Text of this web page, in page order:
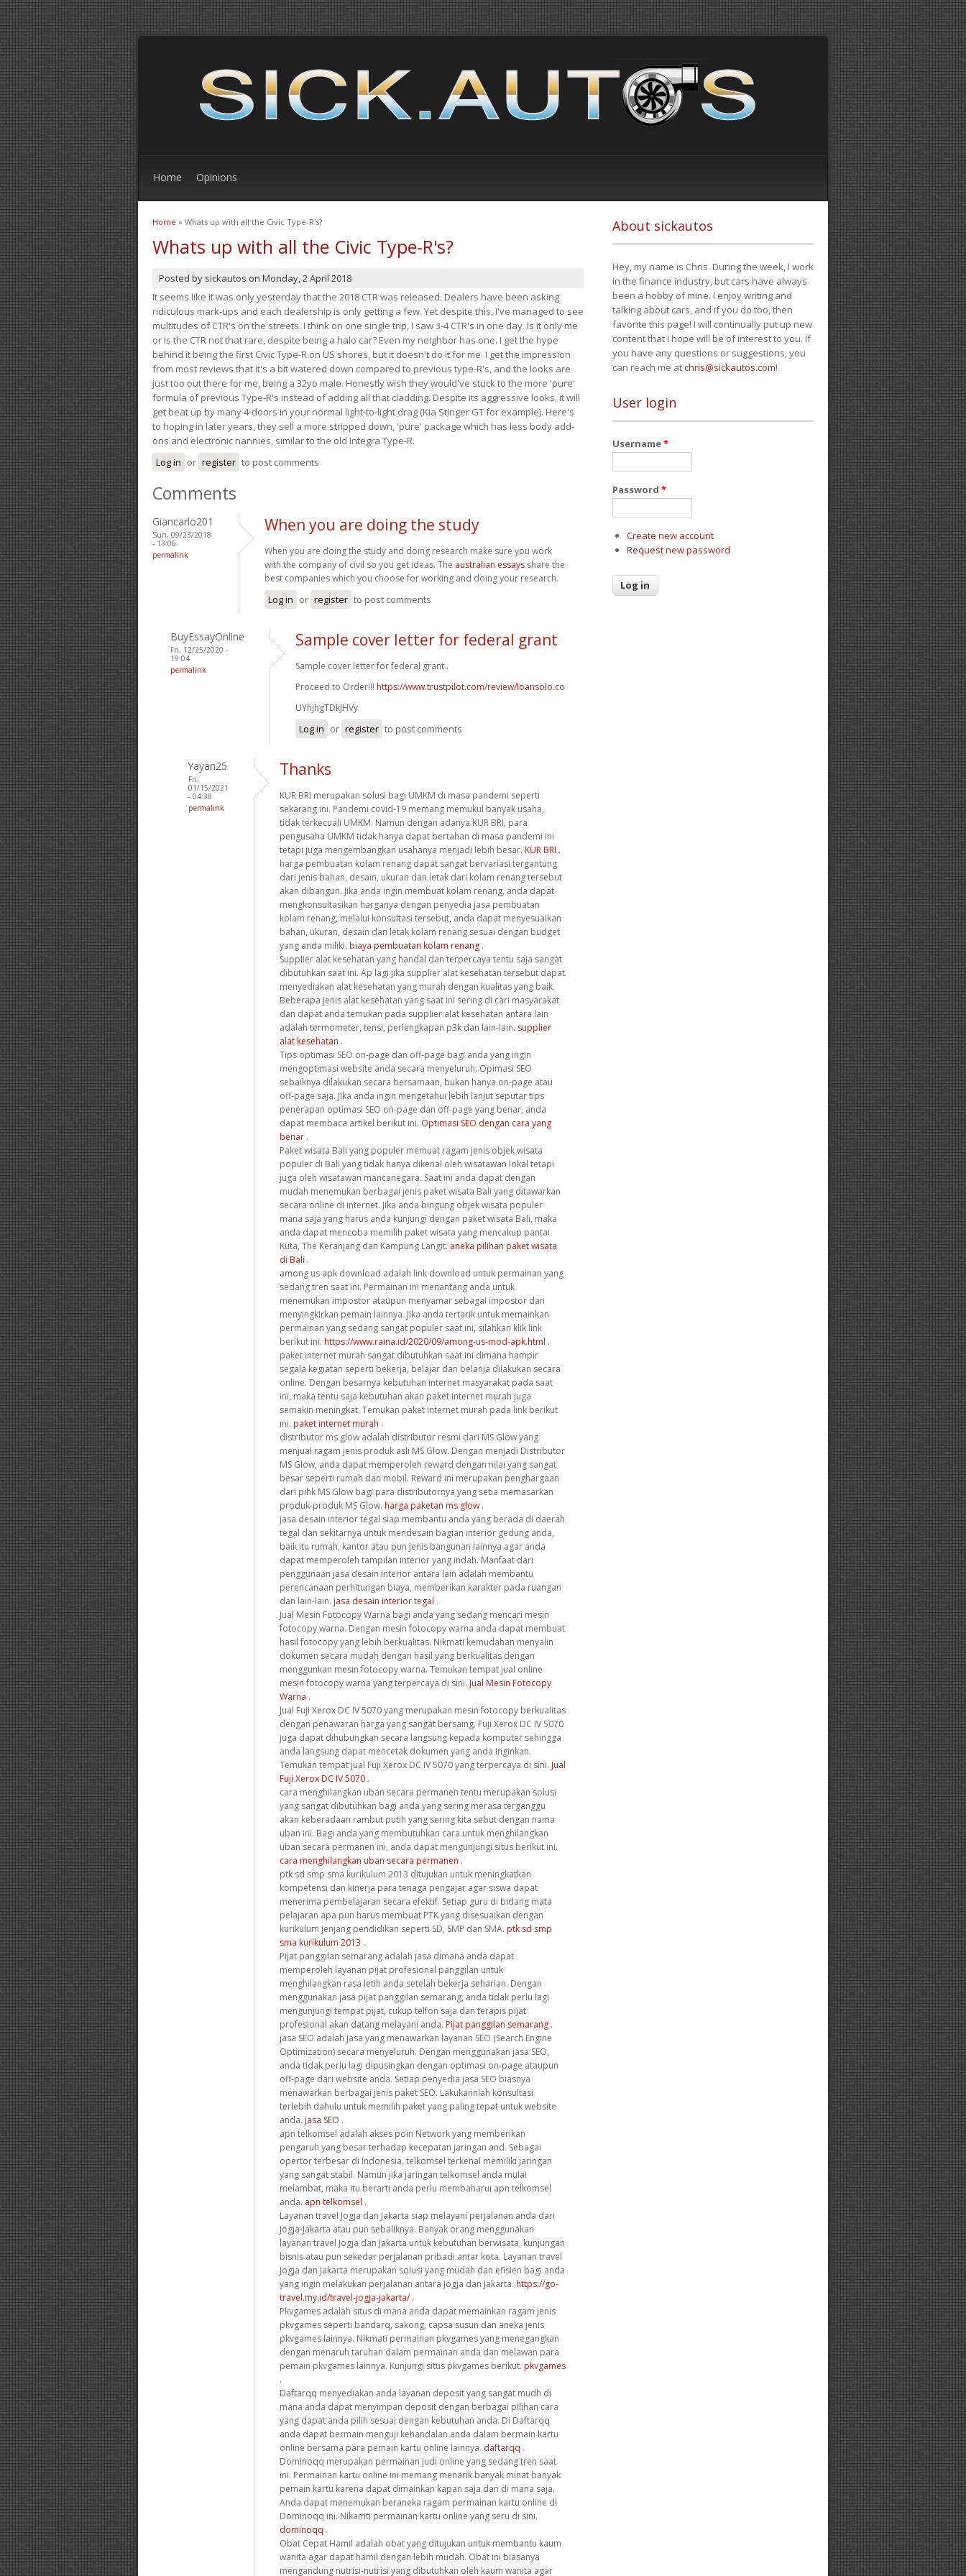
Home Opinions
You are here
Home » Whats up with all the Civic Type-R's?
Whats up with all the Civic Type-R's?
Posted by sickautos on Monday, 2 April 2018
It seems like it was only yesterday that the 2018 CTR was released. Dealers have been asking
ridiculous mark-ups and each dealership is only getting a few. Yet despite this, I've managed to see
multitudes of CTR's on the streets. I think on one single trip, I saw 3-4 CTR's in one day. Is it only me
or is the CTR not that rare, despite being a halo car? Even my neighbor has one. I get the hype
behind it being the first Civic Type-R on US shores, but it doesn't do it for me. I get the impression
from most reviews that it's a bit watered down compared to previous type-R's, and the looks are
just too out there for me, being a 32yo male. Honestly wish they would've stuck to the more 'pure'
formula of previous Type-R's instead of adding all that cladding. Despite its aggressive looks, it will
get beat up by many 4-doors in your normal light-to-light drag (Kia Stinger GT for example). Here's
to hoping in later years, they sell a more stripped down, 'pure' package which has less body add-
ons and electronic nannies, similar to the old Integra Type-R.
Log in or register to post comments
Comments
Giancarlo201
Sun, 09/23/2018
- 13:06
permalink
When you are doing the study
When you are doing the study and doing research make sure you work
with the company of civil so you get ideas. The australian essays share the
best companies which you choose for working and doing your research.
Log in or register to post comments
BuyEssayOnline
Fri, 12/25/2020 -
19:04
permalink
Sample cover letter for federal grant
Sample cover letter for federal grant .
Proceed to Order!!! https://www.trustpilot.com/review/loansolo.co
UYhjhgTDkJHVy
Log in or register to post comments
Yayan25
Fri,
01/15/2021
- 04:38
permalink
Thanks
KUR BRI merupakan solusi bagi UMKM di masa pandemi seperti
sekarang ini. Pandemi covid-19 memang memukul banyak usaha,
tidak terkecuali UMKM. Namun dengan adanya KUR BRI, para
pengusaha UMKM tidak hanya dapat bertahan di masa pandemi ini
tetapi juga mengembangkan usahanya menjadi lebih besar. KUR BRI .
harga pembuatan kolam renang dapat sangat bervariasi tergantung
dari jenis bahan, desain, ukuran dan letak dari kolam renang tersebut
akan dibangun. Jika anda ingin membuat kolam renang, anda dapat
mengkonsultasikan harganya dengan penyedia jasa pembuatan
kolam renang, melalui konsultasi tersebut, anda dapat menyesuaikan
bahan, ukuran, desain dan letak kolam renang sesuai dengan budget
yang anda miliki. biaya pembuatan kolam renang .
Supplier alat kesehatan yang handal dan terpercaya tentu saja sangat
dibutuhkan saat ini. Ap lagi jika supplier alat kesehatan tersebut dapat
menyediakan alat kesehatan yang murah dengan kualitas yang baik.
Beberapa jenis alat kesehatan yang saat ini sering di cari masyarakat
dan dapat anda temukan pada supplier alat kesehatan antara lain
adalah termometer, tensi, perlengkapan p3k dan lain-lain. supplier
alat kesehatan .
Tips optimasi SEO on-page dan off-page bagi anda yang ingin
mengoptimasi website anda secara menyeluruh. Opimasi SEO
sebaiknya dilakukan secara bersamaan, bukan hanya on-page atau
off-page saja. Jika anda ingin mengetahui lebih lanjut seputar tips
penerapan optimasi SEO on-page dan off-page yang benar, anda
dapat membaca artikel berikut ini. Optimasi SEO dengan cara yang
benar .
Paket wisata Bali yang populer memuat ragam jenis objek wisata
populer di Bali yang tidak hanya dikenal oleh wisatawan lokal tetapi
juga oleh wisatawan mancanegara. Saat ini anda dapat dengan
mudah menemukan berbagai jenis paket wisata Bali yang ditawarkan
secara online di internet. Jika anda bingung objek wisata populer
mana saja yang harus anda kunjungi dengan paket wisata Bali, maka
anda dapat mencoba memilih paket wisata yang mencakup pantai
Kuta, The Keranjang dan Kampung Langit. aneka pilihan paket wisata
di Bali .
among us apk download adalah link download untuk permainan yang
sedang tren saat ini. Permainan ini menantang anda untuk
menemukan impostor ataupun menyamar sebagai impostor dan
menyingkirkan pemain lainnya. Jika anda tertarik untuk memainkan
permainan yang sedang sangat populer saat ini, silahkan klik link
berikut ini. https://www.raina.id/2020/09/among-us-mod-apk.html .
paket internet murah sangat dibutuhkan saat ini dimana hampir
segala kegiatan seperti bekerja, belajar dan belanja dilakukan secara
online. Dengan besarnya kebutuhan internet masyarakat pada saat
ini, maka tentu saja kebutuhan akan paket internet murah juga
semakin meningkat. Temukan paket internet murah pada link berikut
ini. paket internet murah .
distributor ms glow adalah distributor resmi dari MS Glow yang
menjual ragam jenis produk asli MS Glow. Dengan menjadi Distributor
MS Glow, anda dapat memperoleh reward dengan nilai yang sangat
besar seperti rumah dan mobil. Reward ini merupakan penghargaan
dari pihk MS Glow bagi para distributornya yang setia memasarkan
produk-produk MS Glow. harga paketan ms glow .
jasa desain interior tegal siap membantu anda yang berada di daerah
tegal dan sekitarnya untuk mendesain bagian interior gedung anda,
baik itu rumah, kantor atau pun jenis bangunan lainnya agar anda
dapat memperoleh tampilan interior yang indah. Manfaat dari
penggunaan jasa desain interior antara lain adalah membantu
perencanaan perhitungan biaya, memberikan karakter pada ruangan
dan lain-lain. jasa desain interior tegal .
Jual Mesin Fotocopy Warna bagi anda yang sedang mencari mesin
fotocopy warna. Dengan mesin fotocopy warna anda dapat membuat
hasil fotocopy yang lebih berkualitas. Nikmati kemudahan menyalin
dokumen secara mudah dengan hasil yang berkualitas dengan
menggunkan mesin fotocopy warna. Temukan tempat jual online
mesin fotocopy warna yang terpercaya di sini. Jual Mesin Fotocopy
Warna .
Jual Fuji Xerox DC IV 5070 yang merupakan mesin fotocopy berkualitas
dengan penawaran harga yang sangat bersaing. Fuji Xerox DC IV 5070
juga dapat dihubungkan secara langsung kepada komputer sehingga
anda langsung dapat mencetak dokumen yang anda inginkan.
Temukan tempat jual Fuji Xerox DC IV 5070 yang terpercaya di sini. Jual
Fuji Xerox DC IV 5070 .
cara menghilangkan uban secara permanen tentu merupakan solusi
yang sangat dibutuhkan bagi anda yang sering merasa terganggu
akan keberadaan rambut putih yang sering kita sebut dengan nama
uban ini. Bagi anda yang membutuhkan cara untuk menghilangkan
uban secara permanen ini, anda dapat mengunjungi situs berikut ini.
cara menghilangkan uban secara permanen .
ptk sd smp sma kurikulum 2013 ditujukan untuk meningkatkan
kompetensi dan kinerja para tenaga pengajar agar siswa dapat
menerima pembelajaran secara efektif. Setiap guru di bidang mata
pelajaran apa pun harus membuat PTK yang disesuaikan dengan
kurikulum jenjang pendidikan seperti SD, SMP dan SMA. ptk sd smp
sma kurikulum 2013 .
Pijat panggilan semarang adalah jasa dimana anda dapat
memperoleh layanan pijat profesional panggilan untuk
menghilangkan rasa letih anda setelah bekerja seharian. Dengan
menggunakan jasa pijat panggilan semarang, anda tidak perlu lagi
mengunjungi tempat pijat, cukup telfon saja dan terapis pijat
profesional akan datang melayani anda. Pijat panggilan semarang .
jasa SEO adalah jasa yang menawarkan layanan SEO (Search Engine
Optimization) secara menyeluruh. Dengan menggunakan jasa SEO,
anda tidak perlu lagi dipusingkan dengan optimasi on-page ataupun
off-page dari website anda. Setiap penyedia jasa SEO biasnya
menawarkan berbagai jenis paket SEO. Lakukannlah konsultasi
terlebih dahulu untuk memilih paket yang paling tepat untuk website
anda. jasa SEO .
apn telkomsel adalah akses poin Network yang memberikan
pengaruh yang besar terhadap kecepatan jaringan and. Sebagai
opertor terbesar di Indonesia, telkomsel terkenal memiliki jaringan
yang sangat stabil. Namun jika jaringan telkomsel anda mulai
melambat, maka itu berarti anda perlu membaharui apn telkomsel
anda. apn telkomsel .
Layanan travel Jogja dan Jakarta siap melayani perjalanan anda dari
Jogja-Jakarta atau pun sebaliknya. Banyak orang menggunakan
layanan travel Jogja dan Jakarta untuk kebutuhan berwisata, kunjungan
bisnis atau pun sekedar perjalanan pribadi antar kota. Layanan travel
Jogja dan Jakarta merupakan solusi yang mudah dan efisien bagi anda
yang ingin melakukan perjalanan antara Jogja dan Jakarta. https://go-
travel.my.id/travel-jogja-jakarta/.
Pkvgames adalah situs di mana anda dapat memainkan ragam jenis
pkvgames seperti bandarq, sakong, capsa susun dan aneka jenis
pkvgames lainnya. Nikmati permainan pkvgames yang menegangkan
dengan menaruh taruhan dalam permainan anda dan melawan para
pemain pkvgames lainnya. Kunjungi situs pkvgames berikut. pkvgames
.
Daftarqq menyediakan anda layanan deposit yang sangat mudh di
mana anda dapat menyimpan deposit dengan berbagai pilihan cara
yang dapat anda pilih sesuai dengan kebutuhan anda. Di Daftarqq
anda dapat bermain menguji kehandalan anda dalam bermain kartu
online bersama para pemain kartu online lainnya. daftarqq .
Dominoqq merupakan permainan judi online yang sedang tren saat
ini. Permainan kartu online ini memang menarik banyak minat banyak
pemain kartu karena dapat dimainkan kapan saja dan di mana saja.
Anda dapat menemukan beraneka ragam permainan kartu online di
Dominoqq ini. Nikamti permainan kartu online yang seru di sini.
dominoqq .
Obat Cepat Hamil adalah obat yang ditujukan untuk membantu kaum
wanita agar dapat hamil dengan lebih mudah. Obat ini biasanya
mengandung nutrisi-nutrisi yang dibutuhkan oleh kaum wanita agar
About sickautos
Hey, my name is Chris. During the week, I work
in the finance industry, but cars have always
been a hobby of mine. I enjoy writing and
talking about cars, and if you do too, then
favorite this page! I will continually put up new
content that I hope will be of interest to you. If
you have any questions or suggestions, you
can reach me atchris@sickautos.com!
User login
Username*
Password *
Create new account
Request new password